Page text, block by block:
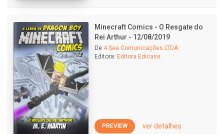
Minecraft Comics - O Resgate do
Rei Arthur - 12/08/2019
De 4 See Comunicações LTDA
Editora: Editora Edicase
PREVIEW ver detalhes